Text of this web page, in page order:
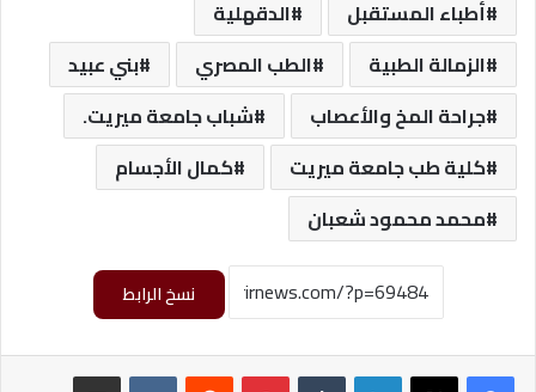
أطباء المستقبل
الدقهلية
الزمالة الطبية
الطب المصري
بني عبيد
جراحة المخ والأعصاب
شباب جامعة ميريت.
كلية طب جامعة ميريت
كمال الأجسام
محمد محمود شعبان
نسخ الرابط
لينكدإن بينتيريست